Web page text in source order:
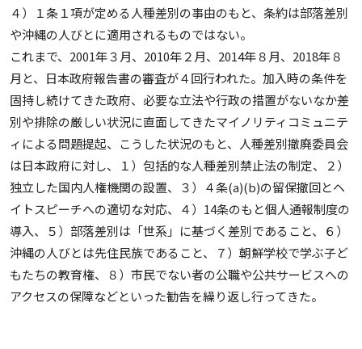
４）１条１項が定める人種差別の事由のもと、条約は部落差別
や沖縄の人びとに適用されるものではない。
これまで、2001年３月、2010年２月、2014年８月、2018年８
月と、日本政府報告書の審査が４回行われた。加入時の条件を
固持し続けてきた政府、必要な立法や行政の措置がないなか差
別や排除の厳しい状況に直面してきたマイノリティコミュニテ
ィによる問題提起、こうした状況のもと、人種差別撤廃委員会
は日本政府に対し、１）包括的な人種差別禁止法の制定、２）
独立した国内人権機関の設置、３）４条(a)(b)の留保撤回とヘ
イトスピーチへの適切な対応、４）14条のもと個人通報制度の
導入、５）部落差別は「世系」に基づく差別であること、６）
沖縄の人びとは先住民族であること、７）朝鮮学校で学ぶ子ど
もたちの教育権、８）市民でない者の公職や公共サービスへの
アクセスの保障などといった勧告を繰り返し行ってきた。